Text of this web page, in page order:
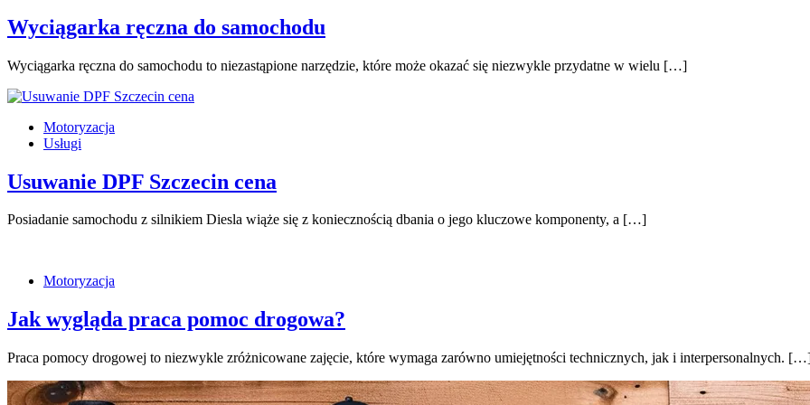
Wyciągarka ręczna do samochodu
Wyciągarka ręczna do samochodu to niezastąpione narzędzie, które może okazać się niezwykle przydatne w wielu […]
Motoryzacja
Usługi
Usuwanie DPF Szczecin cena
Posiadanie samochodu z silnikiem Diesla wiąże się z koniecznością dbania o jego kluczowe komponenty, a […]
Motoryzacja
Jak wygląda praca pomoc drogowa?
Praca pomocy drogowej to niezwykle zróżnicowane zajęcie, które wymaga zarówno umiejętności technicznych, jak i interpersonalnych.